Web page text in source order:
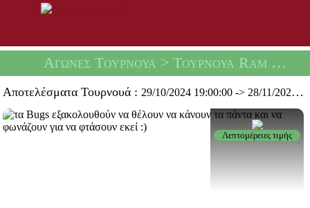
Αγώνες Τουρνουά > Τουρνουά Ram Racing -
Αποτελέσματα Τουρνουά :29/10/2024 19:00:00 -> 28/11/2024 19:59:59
Λεπτομέρειες τιμής